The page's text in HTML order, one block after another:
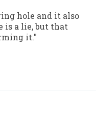
hole and it also
is a lie, but that
it."